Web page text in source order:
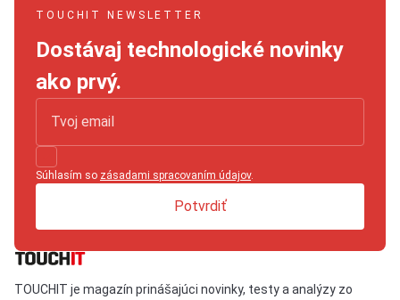
TOUCHIT NEWSLETTER
Dostávaj technologické novinky
ako prvý.
Súhlasím so zásadami spracovaním údajov.
Potvrdiť
TOUCHIT je magazín prinášajúci novinky, testy a analýzy zo